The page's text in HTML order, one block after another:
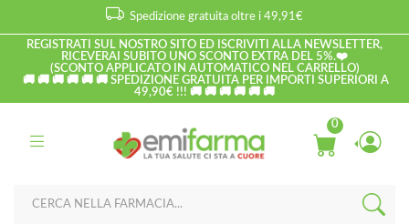
Spedizione gratuita oltre i 49,91€
REGISTRATI SUL NOSTRO SITO ED ISCRIVITI ALLA NEWSLETTER,
RICEVERAI SUBITO UNO SCONTO EXTRA DEL 5%.❤️
(SCONTO APPLICATO IN AUTOMATICO NEL CARRELLO)
🚚 🚚 🚚 🚚 🚚 🚚 SPEDIZIONE GRATUITA PER IMPORTI SUPERIORI A
49,90€ !!! 🚚 🚚 🚚 🚚 🚚 🚚
0